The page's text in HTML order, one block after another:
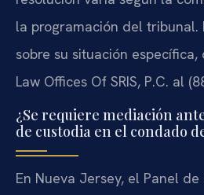
la programación del tribunal.
sobre su situación
Law Offices Of SRIS, P.C. al
¿Se requiere mediación
de custodia en el condado
En Nueva Jersey, el Panel